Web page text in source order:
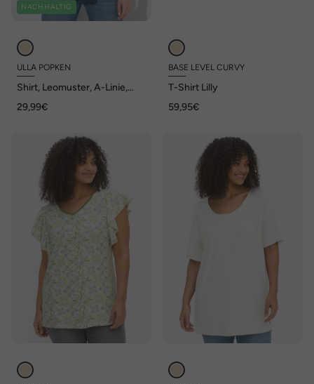
NACHHALTIG
ULLA POPKEN
Shirt, Leomuster, A-Linie,
29,99€
BASE LEVEL CURVY
T-Shirt Lilly
59,95€